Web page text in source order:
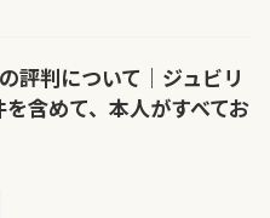
評判について｜ジュビリ
含めて、本人がすべてお